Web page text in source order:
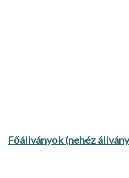
Főállványok (nehéz